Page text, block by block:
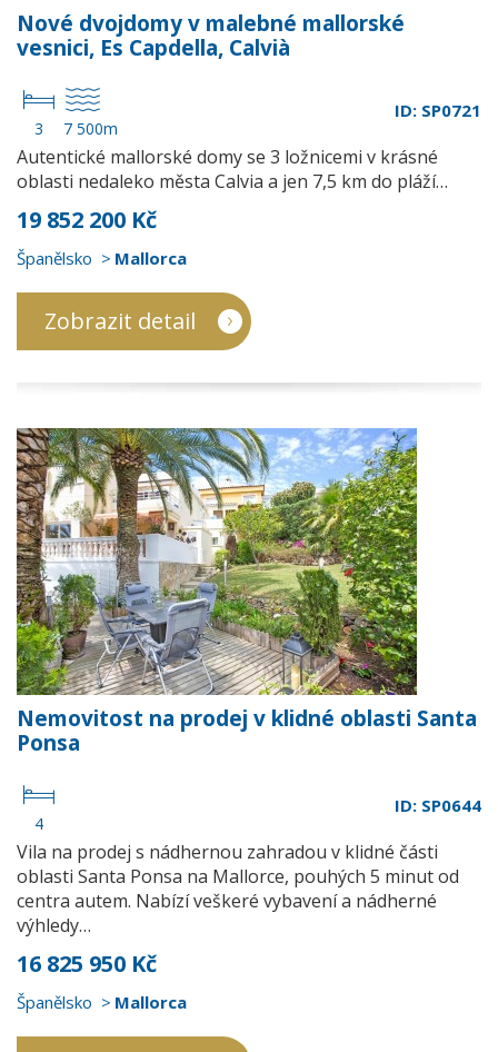
Nové dvojdomy v malebné mallorské
vesnici, Es Capdella, Calvià
3 7 500m
ID: SP0721
Autentické mallorské domy se 3 ložnicemi v krásné
oblasti nedaleko města Calvia a jen 7,5 km do pláží…
19 852 200 Kč
Španělsko Mallorca
Zobrazit detail
Nemovitost na prodej v klidné oblasti Santa
Ponsa
4
ID: SP0644
Vila na prodej s nádhernou zahradou v klidné části
oblasti Santa Ponsa na Mallorce, pouhých 5 minut od
centra autem. Nabízí veškeré vybavení a nádherné
výhledy…
16 825 950 Kč
Španělsko Mallorca